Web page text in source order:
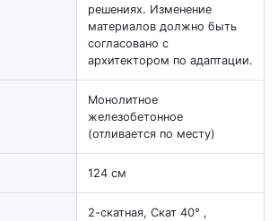
решениях. Изменение
материалов должно быть
согласовано с
архитектором по адаптации.
Монолитное
железобетонное
(отливается по месту)
124 см
2-скатная, Скат 40° ,